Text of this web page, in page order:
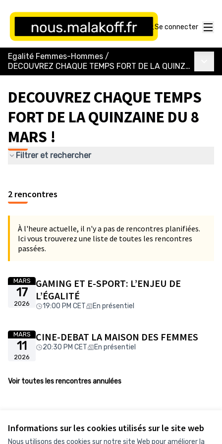
Informations sur les cookies utilisés sur le site web
Nous utilisons des cookies sur notre site Web pour améliorer la
Se connecter
Egalité Femmes-Hommes /
DECOUVREZ CHAQUE TEMPS FORT DE LA QUINZAINE DU 8 MARS !
DECOUVREZ CHAQUE TEMPS
FORT DE LA QUINZAINE DU 8
MARS !
Filtrer et rechercher
+
−
2 rencontres
À l'heure actuelle, il n'y a pas de rencontres planifiées.
Ici vous trouverez une liste de toutes les rencontres
passées.
MARS
17
2026
GAMING ET E-SPORT: L’ENJEU DE
L’ÉGALITÉ
19:00 PM CET En présentiel
MARS
11
2026
CINE-DEBAT LA MAISON DES FEMMES
20:30 PM CET En présentiel
Voir toutes les rencontres annulées